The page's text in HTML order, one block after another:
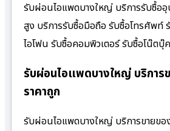
รับผ่อนไอแพดบางใหญ่ บริการรับซื้ออุ
สูง บริการรับซื้อมือถือ รับซื้อโทรศัพท์
ไอโฟน รับซื้อคอมพิวเตอร์ รับซื้อโน๊ต
รับผ่อนไอแพดบางใหญ่ บริการ
ราคาถูก
รับผ่อนไอแพดบางใหญ่ บริการขายขอ